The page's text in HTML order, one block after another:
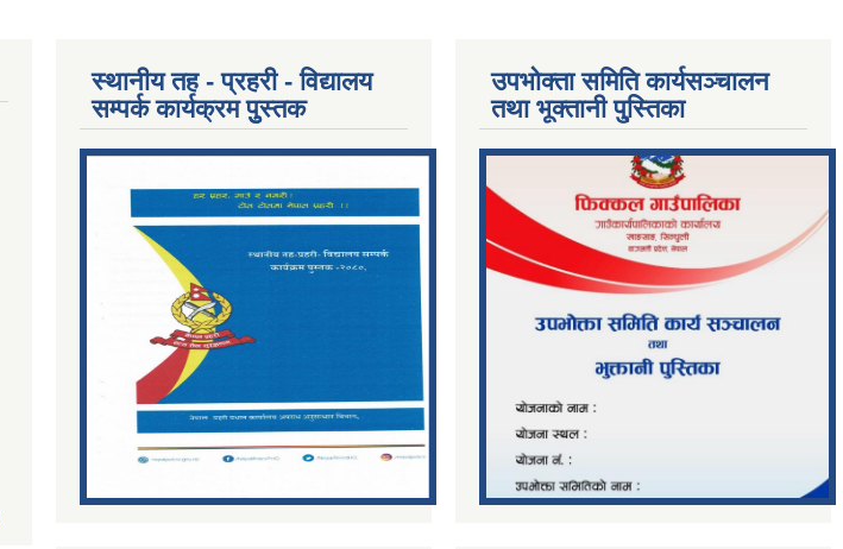
स्थानीय तह - प्रहरी - विद्यालय
सम्पर्क कार्यक्रम पुुस्तक
उपभोक्ता समिति कार्यसञ्चालन
तथा भूक्तानी पु्स्तिका